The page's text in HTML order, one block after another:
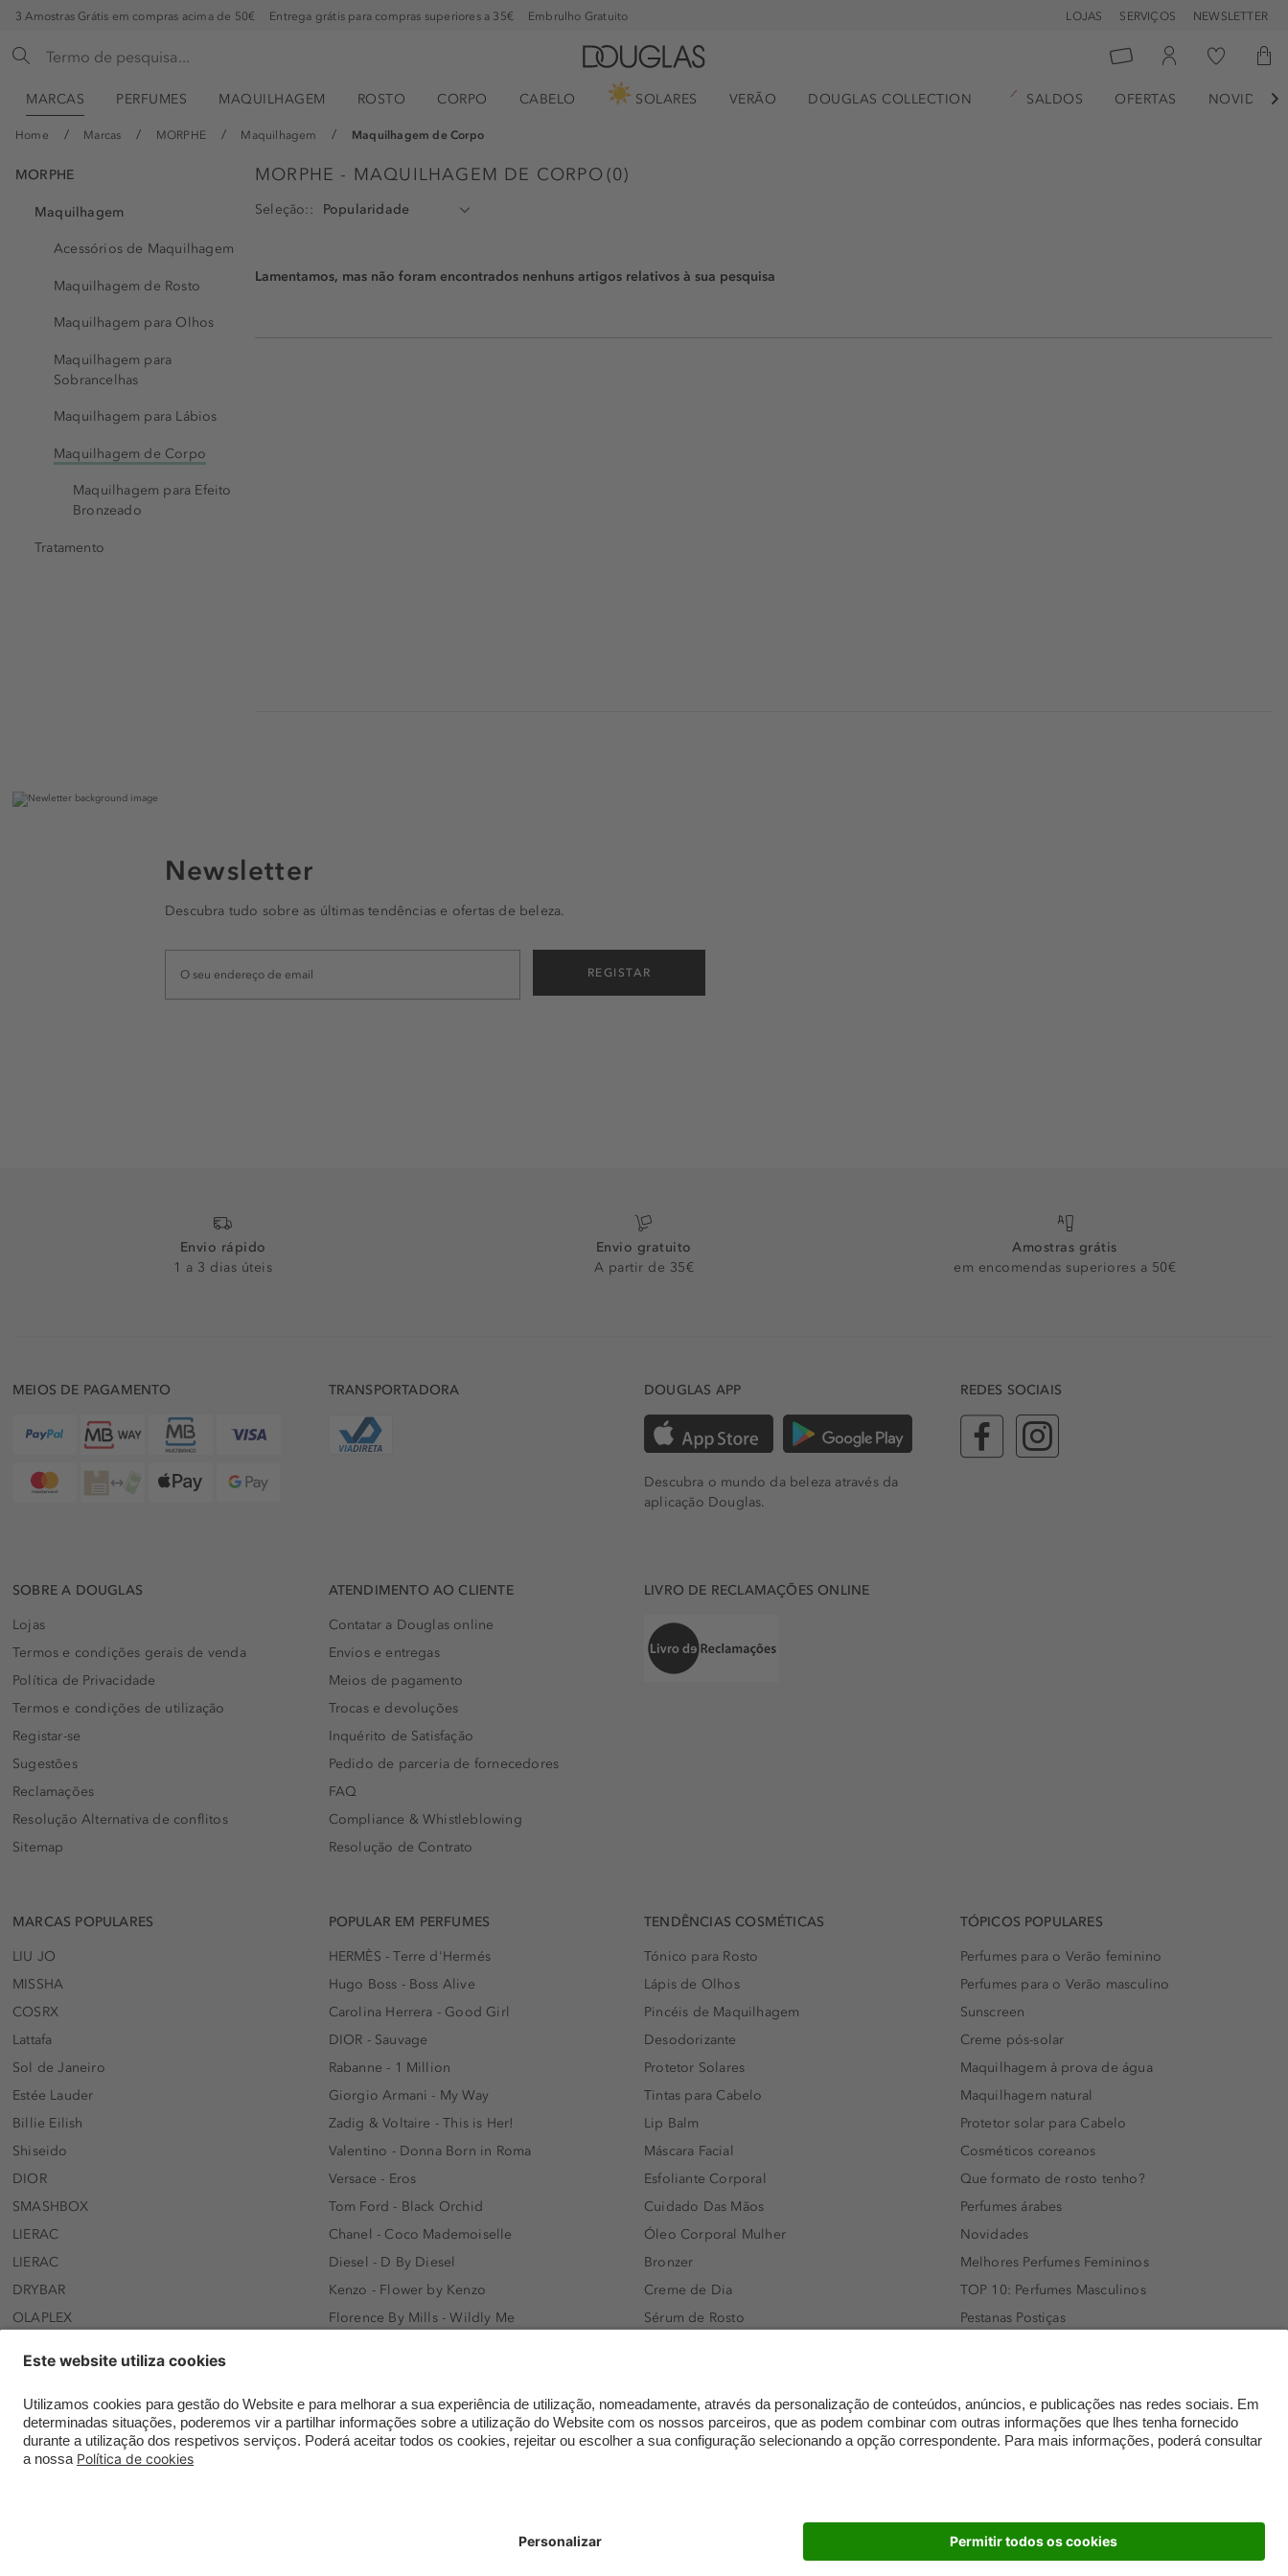
3 Amostras Grátis em compras acima de 50€ Entrega grátis para compras superiores a 35€ Embrulho Gratuito LOJAS SERVIÇOS NEWSLETTER
MARCAS PERFUMES MAQUILHAGEM ROSTO CORPO CABELO SOLARES VERÃO DOUGLAS COLLECTION SALDOS OFERTAS 
Home Marcas MORPHE Maquilhagem Maquilhagem de Corpo
MORPHE
Maquilhagem
Acessórios de Maquilhagem
Maquilhagem de Rosto
Maquilhagem para Olhos
Maquilhagem para
Sobrancelhas
Maquilhagem para Lábios
Maquilhagem de Corpo
Maquilhagem para Efeito
Bronzeado
Tratamento
MORPHE - MAQUILHAGEM DE CORPO (0)
Seleção:
Lamentamos, mas não foram encontrados nenhuns artigos relativos à sua pesquisa
Newsletter
Descubra tudo sobre as últimas tendências e ofertas de beleza.
REGISTAR
Envio rápido
1 a 3 dias úteis
Envio gratuito
A partir de 35€
Amostras grátis
em encomendas superiores a 50€
MEIOS DE PAGAMENTO TRANSPORTADORA DOUGLAS APP
Descubra o mundo da beleza através da
aplicação Douglas.
REDES SOCIAIS
SOBRE A DOUGLAS
Lojas
Termos e condições gerais de venda
Política de Privacidade
Termos e condições de utilização
Registar-se
Sugestões
Reclamações
Resolução Alternativa de conflitos
Sitemap
ATENDIMENTO AO CLIENTE
Contatar a Douglas online
Envios e entregas
Meios de pagamento
Trocas e devoluções
Inquérito de Satisfação
Pedido de parceria de fornecedores
FAQ
Compliance & Whistleblowing
Resolução de Contrato
LIVRO DE RECLAMAÇÕES ONLINE
MARCAS POPULARES
LIU JO
MISSHA
COSRX
Lattafa
Sol de Janeiro
Estée Lauder
Billie Eilish
Shiseido
DIOR
SMASHBOX
LIERAC
LIERAC
DRYBAR
OLAPLEX
ARMAF
Beauty of Joseon
NANOLASH
POPULAR EM PERFUMES
HERMÈS - Terre d'Hermés
Hugo Boss - Boss Alive
Carolina Herrera - Good Girl
DIOR - Sauvage
Rabanne - 1 Million
Giorgio Armani - My Way
Zadig & Voltaire - This is Her!
Valentino - Donna Born in Roma
Versace - Eros
Tom Ford - Black Orchid
Chanel - Coco Mademoiselle
Diesel - D By Diesel
Kenzo - Flower by Kenzo
Florence By Mills - Wildly Me
Davidoff - Cool Water Men
KHLOÉ KARDASHIAN - Xo Khloè
TENDÊNCIAS COSMÉTICAS
Tónico para Rosto
Lápis de Olhos
Pincéis de Maquilhagem
Desodorizante
Protetor Solares
Tintas para Cabelo
Lip Balm
Máscara Facial
Esfoliante Corporal
Cuidado Das Mãos
Óleo Corporal Mulher
Bronzer
Creme de Dia
Sérum de Rosto
Espuma de Limpeza Facial
Dermocosmética
TÓPICOS POPULARES
Perfumes para o Verão feminino
Perfumes para o Verão masculino
Sunscreen
Creme pós-solar
Maquilhagem à prova de água
Maquilhagem natural
Protetor solar para Cabelo
Cosméticos coreanos
Que formato de rosto tenho?
Perfumes árabes
Novidades
Melhores Perfumes Femininos
TOP 10: Perfumes Masculinos
Pestanas Postiças
Rímel colorido
Embalagens Sustentáveis
Trocas e devoluções © 2026 Perfumaria Douglas Portugal Lda.